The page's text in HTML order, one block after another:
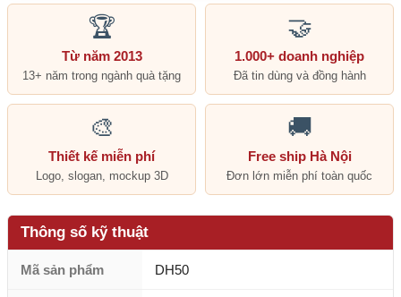
🏆
Từ năm 2013
13+ năm trong ngành quà tặng
🤝
1.000+ doanh nghiệp
Đã tin dùng và đồng hành
🎨
Thiết kế miễn phí
Logo, slogan, mockup 3D
🚚
Free ship Hà Nội
Đơn lớn miễn phí toàn quốc
Thông số kỹ thuật
Mã sản phẩm DH50